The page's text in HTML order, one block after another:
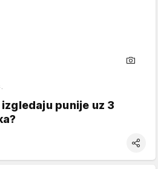
punije uz 3